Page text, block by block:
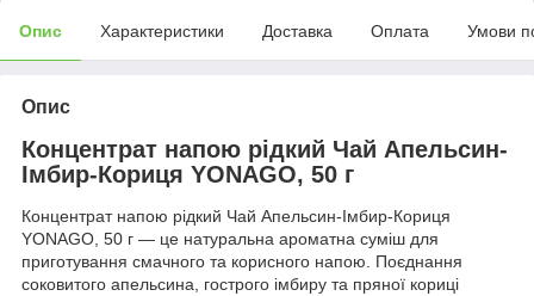
Опис Характеристики Доставка Оплата Умови
Опис
Концентрат напою рідкий Чай Апельсин-
Імбир-Кориця YONAGO, 50 г
Концентрат напою рідкий Чай Апельсин-Імбир-Кориця
YONAGO, 50 г — це натуральна ароматна суміш для
приготування смачного та корисного напою. Поєднання
соковитого апельсина, гострого імбиру та пряної кориці